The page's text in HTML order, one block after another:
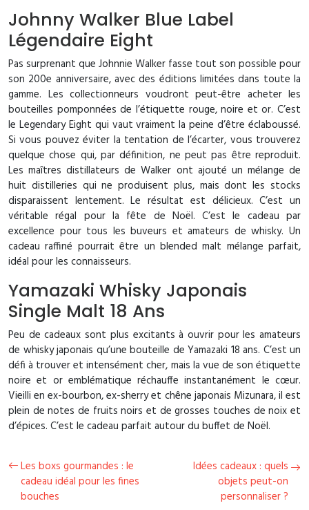
Johnny Walker Blue Label
Légendaire Eight
Pas surprenant que Johnnie Walker fasse tout son possible pour
son 200e anniversaire, avec des éditions limitées dans toute la
gamme. Les collectionneurs voudront peut-être acheter les
bouteilles pomponnées de l’étiquette rouge, noire et or. C’est
le Legendary Eight qui vaut vraiment la peine d’être éclaboussé.
Si vous pouvez éviter la tentation de l’écarter, vous trouverez
quelque chose qui, par définition, ne peut pas être reproduit.
Les maîtres distillateurs de Walker ont ajouté un mélange de
huit distilleries qui ne produisent plus, mais dont les stocks
disparaissent lentement. Le résultat est délicieux. C’est un
véritable régal pour la fête de Noël. C’est le cadeau par
excellence pour tous les buveurs et amateurs de whisky. Un
cadeau raffiné pourrait être un blended malt mélange parfait,
idéal pour les connaisseurs.
Yamazaki Whisky Japonais
Single Malt 18 Ans
Peu de cadeaux sont plus excitants à ouvrir pour les amateurs
de whisky japonais qu’une bouteille de Yamazaki 18 ans. C’est un
défi à trouver et intensément cher, mais la vue de son étiquette
noire et or emblématique réchauffe instantanément le cœur.
Vieilli en ex-bourbon, ex-sherry et chêne japonais Mizunara, il est
plein de notes de fruits noirs et de grosses touches de noix et
d’épices. C’est le cadeau parfait autour du buffet de Noël.
Les boxs gourmandes : le
cadeau idéal pour les fines
bouches
Idées cadeaux : quels
objets peut-on
personnaliser ?